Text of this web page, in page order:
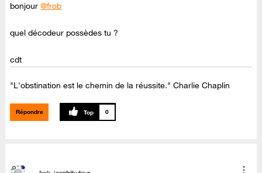
bonjour@frob
quel décodeur possèdes tu ?
cdt
"L'obstination est le chemin de la réussite." Charlie Chaplin
Répondre 0